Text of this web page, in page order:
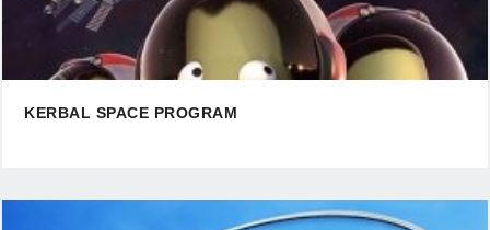
KERBAL SPACE PROGRAM